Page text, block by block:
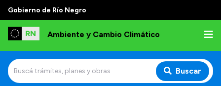
Gobierno de Río Negro
Ambiente y Cambio Climático
Buscar